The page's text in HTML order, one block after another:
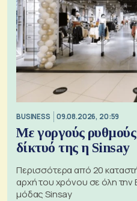
BUSINESS 09.08.2026, 20:59
Με γοργούς ρυθμούς
δίκτυό της η Sinsay
Περισσότερα από 20
αρχή του χρόνου σε όλη την
μόδας Sinsay